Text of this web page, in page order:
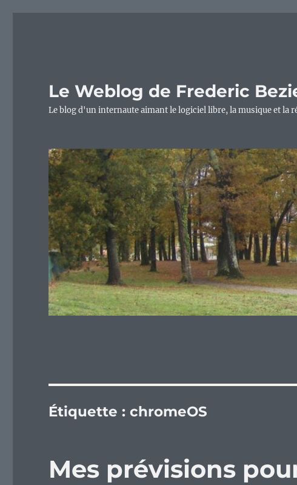
Le Weblog de Frederic
Le blog d'un internaute aimant le logiciel libre, la musique et la
Étiquette :chromeOS
Mes prévisions